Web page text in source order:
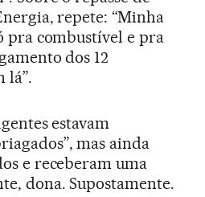
repete: “Minha
pra combustível e pra
dos 12
lá”.
estavam
mas ainda
e receberam uma
dona. Supostamente.